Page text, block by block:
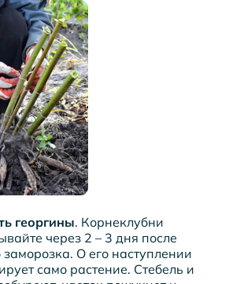
георгины. Корнеклубни
через 2 – 3 дня после
заморозка. О его наступлении
само растение. Стебель и